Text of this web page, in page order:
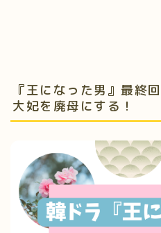
『王になった男』最終
大妃を廃母にする！